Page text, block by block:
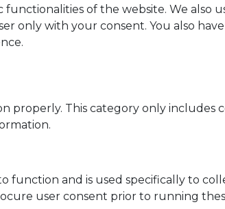
of the website. We also
only with your consent. You also
properly. This category only includes
and is used specifically to
user consent prior to running